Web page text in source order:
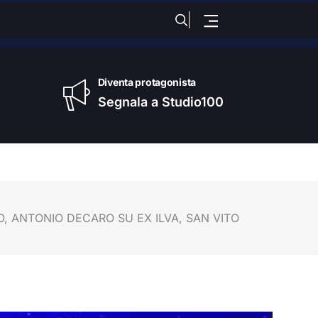
Diventa protagonista
Segnala a Studio100
ANTONIO DECARO SU EX ILVA, SAN VITO